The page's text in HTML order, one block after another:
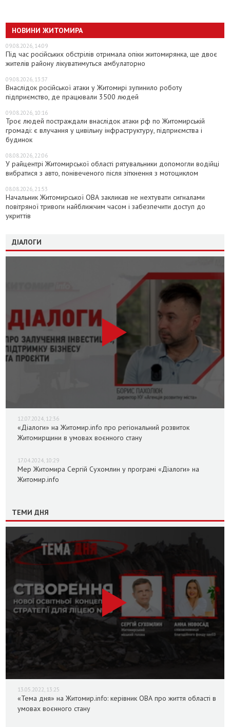
НОВИНИ ЖИТОМИРА
09.08.2026, 14:09
Під час російських обстрілів отримала опіки житомирянка, ще двоє
жителів району лікуватимуться амбулаторно
09.08.2026, 13:37
Внаслідок російської атаки у Житомирі зупинило роботу
підприємство, де працювали 3500 людей
09.08.2026, 10:16
Троє людей постраждали внаслідок атаки рф по Житомирській
громаді: є влучання у цивільну інфраструктуру, підприємства і
будинок
08.08.2026, 22:06
У райцентрі Житомирської області рятувальники допомогли водійці
вибратися з авто, понівеченого після зіткнення з мотоциклом
08.08.2026, 21:53
Начальник Житомирської ОВА закликав не нехтувати сигналами
повітряної тривоги найближчим часом і забезпечити доступ до
укриттів
ДІАЛОГИ
12.07.2024, 12:36
«Діалоги» на Житомир.info про регіональний розвиток
Житомирщини в умовах воєнного стану
17.04.2024, 10:29
Мер Житомира Сергій Сухомлин у програмі «Діалоги» на
Житомир.info
ТЕМИ ДНЯ
13.05.2022, 13:25
«Тема дня» на Житомир.info: керівник ОВА про життя області в
умовах воєнного стану